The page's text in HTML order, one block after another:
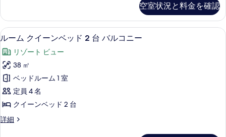
る
写
真
を
表
示
す
る
ャ
ン
フ
ロ
ン
ト
の
す
べ
シ
ャ
ン
フ
ロ
ン
ト
の
詳
ド
2
台
(Na
Hale
Building)
の
す
て
イ
ー
ン
ッ
ド
台
(Na
Hale
Building)
の
空室状況と料金を確認
ル
ー
ム
ク
イ
ー
ン
ベ
ルーム クイーンベッド 2 台 バルコ
6
ルーム クイーンベッド 2 台 バルコニー
リゾート ビュー
38 ㎡
ベッドルーム 1 室
定員 4 名
クイーンベッド 2 台
詳細
ル